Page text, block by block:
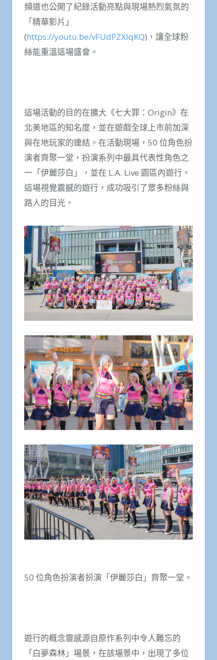
頻道也公開了紀錄活動亮點與現場熱烈氣氛的
「精華影片」
(https://youtu.be/vFUdPZXlqKQ)，讓全球粉
絲能重溫這場盛會。
這場活動的目的在擴大《七大罪：Origin》在
北美地區的知名度，並在遊戲全球上市前加深
與在地玩家的連結。在活動現場，50 位角色扮
演者齊聚一堂，扮演系列中最具代表性角色之
一「伊麗莎白」，並在 L.A. Live 園區內遊行。
這場視覺震撼的遊行，成功吸引了眾多粉絲與
路人的目光。
50 位角色扮演者扮演「伊麗莎白」齊聚一堂。
遊行的概念靈感源自原作系列中令人難忘的
「白夢森林」場景，在該場景中，出現了多位